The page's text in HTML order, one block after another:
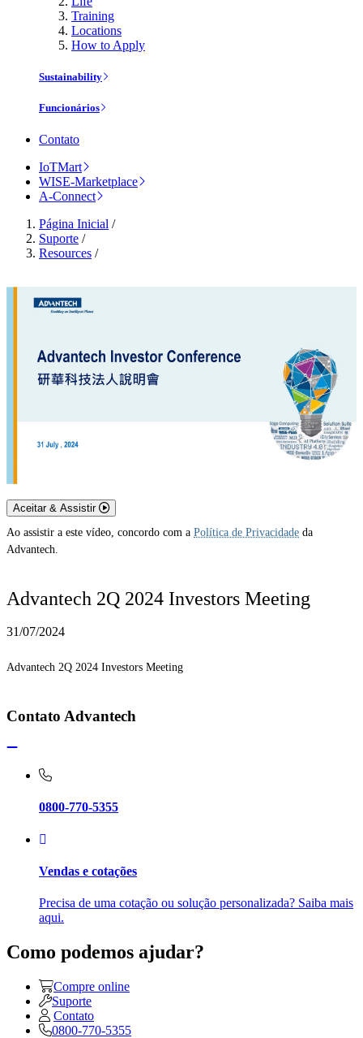
Training
Locations
How to Apply
Sustainability
Funcionários
Contato
IoTMart
WISE-Marketplace
A-Connect
Página Inicial /
Suporte /
Resources /
Aceitar & Assistir
Ao assistir a este vídeo, concordo com a Política de Privacidade da
Advantech.
Advantech 2Q 2024 Investors Meeting
31/07/2024
Advantech 2Q 2024 Investors Meeting
Contato Advantech
0800-770-5355
Vendas e cotações
Precisa de uma cotação ou solução personalizada? Saiba mais
aqui.
Como podemos ajudar?
Compre online
Suporte
Contato
0800-770-5355